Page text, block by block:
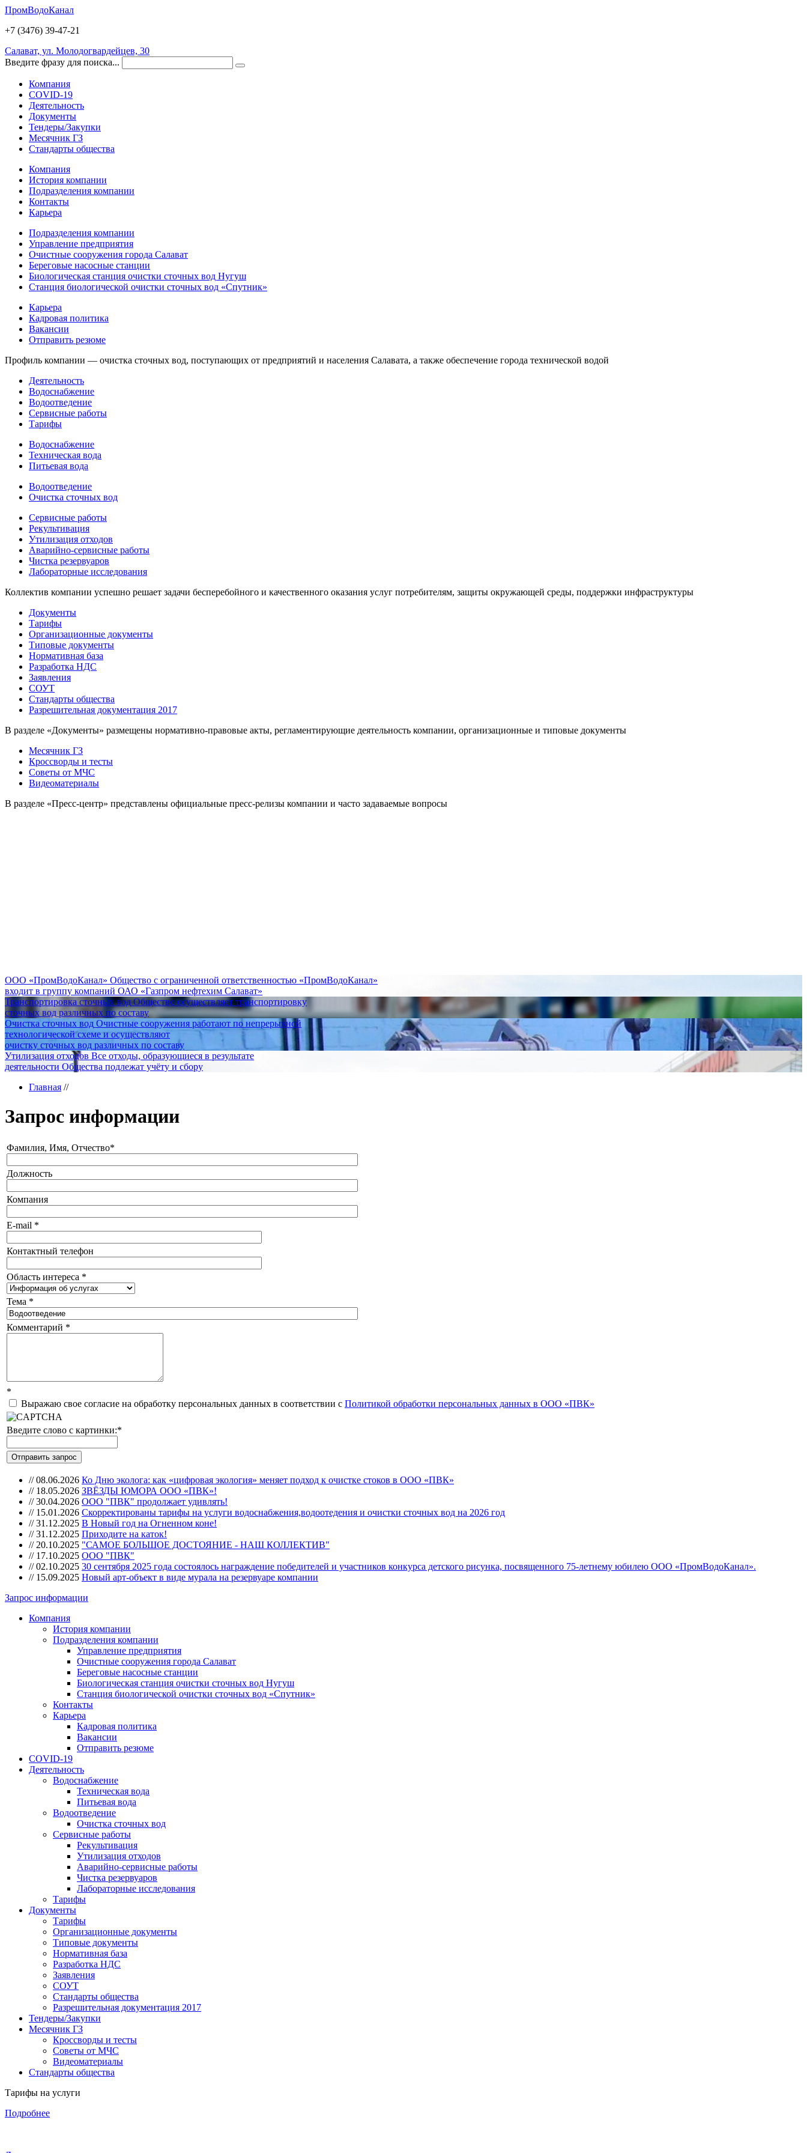
ПромВодоКанал
+7 (3476) 39-47-21
Салават, ул. Молодогвардейцев, 30
Введите фразу для поиска...
Компания
COVID-19
Деятельность
Документы
Тендеры/Закупки
Месячник ГЗ
Стандарты общества
Компания
История компании
Подразделения компании
Контакты
Карьера
Подразделения компании
Управление предприятия
Очистные сооружения города Салават
Береговые насосные станции
Биологическая станция очистки сточных вод Нугуш
Станция биологической очистки сточных вод «Спутник»
Карьера
Кадровая политика
Вакансии
Отправить резюме
Профиль компании — очистка сточных вод, поступающих от предприятий и населения Салавата, а также обеспечение города технической водой
Деятельность
Водоснабжение
Водоотведение
Сервисные работы
Тарифы
Водоснабжение
Техническая вода
Питьевая вода
Водоотведение
Очистка сточных вод
Сервисные работы
Рекультивация
Утилизация отходов
Аварийно-сервисные работы
Чистка резервуаров
Лабораторные исследования
Коллектив компании успешно решает задачи бесперебойного и качественного оказания услуг потребителям, защиты окружающей среды, поддержки инфраструктуры
Документы
Тарифы
Организационные документы
Типовые документы
Нормативная база
Разработка НДС
Заявления
СОУТ
Стандарты общества
Разрешительная документация 2017
В разделе «Документы» размещены нормативно-правовые акты, регламентирующие деятельность компании, организационные и типовые документы
Месячник ГЗ
Кроссворды и тесты
Советы от МЧС
Видеоматериалы
В разделе «Пресс-центр» представлены официальные пресс-релизы компании и часто задаваемые вопросы
ООО «ПромВодоКанал» Общество с ограниченной ответственностью «ПромВодоКанал»
входит в группу компаний ОАО «Газпром нефтехим Салават»
Транспортировка сточных вод Общество осуществляет транспортировку
сточных вод различных по составу
Очистка сточных вод Очистные сооружения работают по непрерывной
технологической схеме и осуществляют
очистку сточных вод различных по составу
Утилизация отходов Все отходы, образующиеся в результате
деятельности Общества подлежат учёту и сбору
Главная //
Запрос информации
Фамилия, Имя, Отчество*
Должность
Компания
E-mail *
Контактный телефон
Область интереса *
Тема *
Комментарий *
*
Выражаю свое согласие на обработку персональных данных в соответствии с Политикой обработки персональных данных в ООО «ПВК»
Введите слово с картинки:*
//08.06.2026 Ко Дню эколога: как «цифровая экология» меняет подход к очистке стоков в ООО «ПВК»
//18.05.2026 ЗВЁЗДЫ ЮМОРА ООО «ПВК»!
//30.04.2026 ООО "ПВК" продолжает удивлять!
//15.01.2026 Скорректированы тарифы на услуги водоснабжения,водоотедения и очистки сточных вод на 2026 год
//31.12.2025 В Новый год на Огненном коне!
//31.12.2025 Приходите на каток!
//20.10.2025 "САМОЕ БОЛЬШОЕ ДОСТОЯНИЕ - НАШ КОЛЛЕКТИВ"
//17.10.2025 ООО "ПВК"
//02.10.2025 30 сентября 2025 года состоялось награждение победителей и участников конкурса детского рисунка, посвященного 75-летнему юбилею ООО «ПромВодоКанал».
//15.09.2025 Новый арт-объект в виде мурала на резервуаре компании
Запрос информации
Компания
История компании
Подразделения компании
Управление предприятия
Очистные сооружения города Салават
Береговые насосные станции
Биологическая станция очистки сточных вод Нугуш
Станция биологической очистки сточных вод «Спутник»
Контакты
Карьера
Кадровая политика
Вакансии
Отправить резюме
COVID-19
Деятельность
Водоснабжение
Техническая вода
Питьевая вода
Водоотведение
Очистка сточных вод
Сервисные работы
Рекультивация
Утилизация отходов
Аварийно-сервисные работы
Чистка резервуаров
Лабораторные исследования
Тарифы
Документы
Тарифы
Организационные документы
Типовые документы
Нормативная база
Разработка НДС
Заявления
СОУТ
Стандарты общества
Разрешительная документация 2017
Тендеры/Закупки
Месячник ГЗ
Кроссворды и тесты
Советы от МЧС
Видеоматериалы
Стандарты общества
Тарифы на услуги
Подробнее